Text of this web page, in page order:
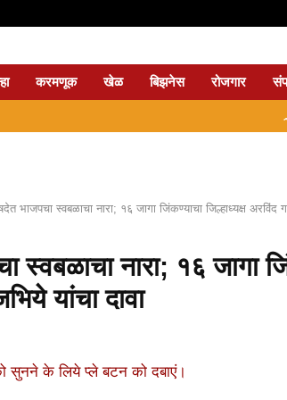
करमणूक खेळ बिझनेस रोजगार
⇝
भाजपचा स्वबळाचा नारा; १६ जागा जिंकण्याचा जिल्हाध्यक्ष अरविंद
स्वबळाचा नारा; १६ जागा
यांचा दावा